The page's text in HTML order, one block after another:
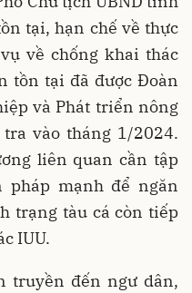
tại, hạn chế về thực
về chống khai thác
tồn tại đã được Đoàn
và Phát triển nông
vào tháng 1/2024.
liên quan cần tập
mạnh để ngăn
trạng tàu cá còn tiếp
IUU.
truyền đến ngư dân,